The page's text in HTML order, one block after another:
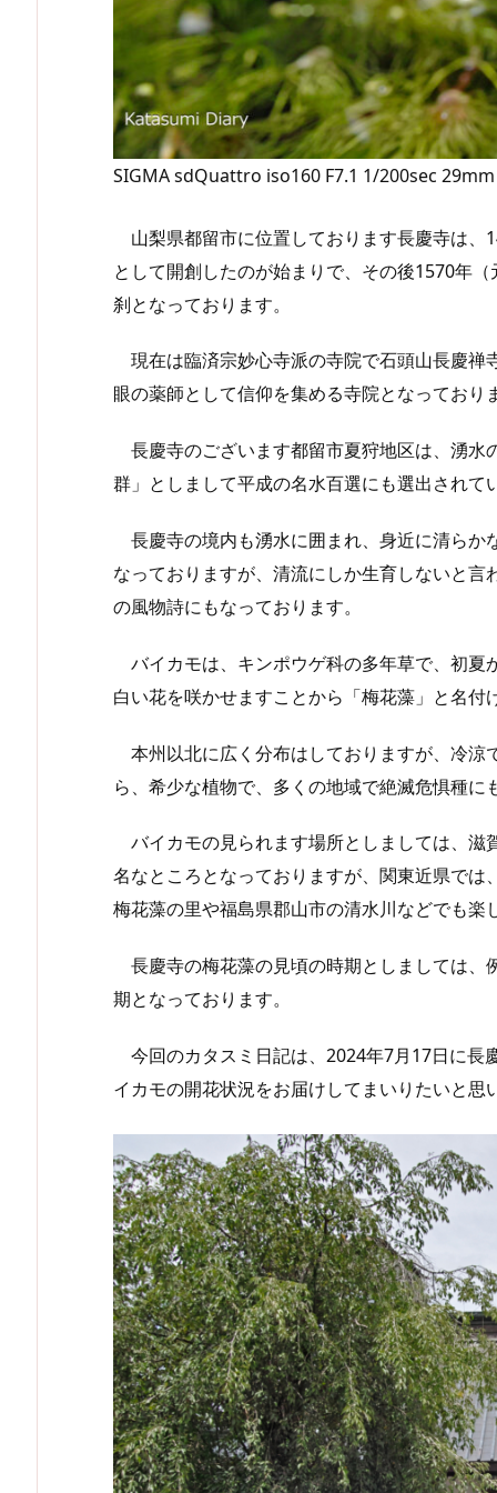
SIGMA sdQuattro iso160 F7.1 1/200sec 29mm
山梨県都留市に位置しております長慶寺は、
として開創したのが始まりで、その後1570年
刹となっております。
現在は臨済宗妙心寺派の寺院で石頭山長慶禅
眼の薬師として信仰を集める寺院となっており
長慶寺のございます都留市夏狩地区は、湧水
群」としまして平成の名水百選にも選出されて
長慶寺の境内も湧水に囲まれ、身近に清らか
なっておりますが、清流にしか生育しないと
の風物詩にもなっております。
バイカモは、キンポウゲ科の多年草で、初
白い花を咲かせますことから「梅花藻」と名付
本州以北に広く分布はしておりますが、冷涼
ら、希少な植物で、多くの地域で絶滅危惧種
バイカモの見られます場所としましては、滋
名なところとなっておりますが、関東近県で
梅花藻の里や福島県郡山市の清水川などでも
長慶寺の梅花藻の見頃の時期としましては、
期となっております。
今回のカタスミ日記は、2024年7月17日に長
イカモの開花状況をお届けしてまいりたいと思